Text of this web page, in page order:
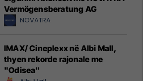
Vermögensberatung AG
NOVATRA
IMAX/ Cineplexx në Albi Mall,
thyen rekorde rajonale me
"Odisea"